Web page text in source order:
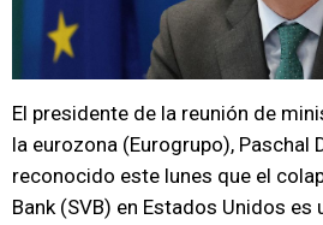
El presidente de la reunión de
la eurozona (Eurogrupo), Paschal
reconocido este lunes que el
Bank (SVB) en Estados Unidos